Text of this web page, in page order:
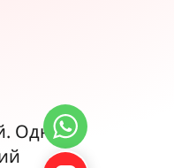
Однако